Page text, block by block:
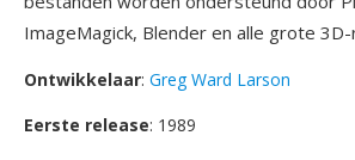
ImageMagick, Blender en alle grote
Ontwikkelaar: Greg Ward Larson
Eerste release: 1989